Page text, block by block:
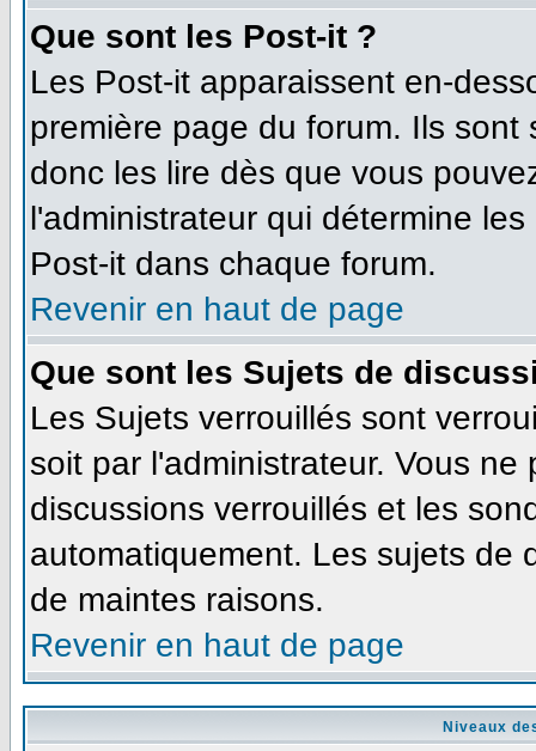
Que sont les Post-it ?
Les Post-it apparaissent en-
première page du forum. Ils
donc les lire dès que vous
l'administrateur qui détermine
Post-it dans chaque forum.
Revenir en haut de page
Que sont les Sujets de
Les Sujets verrouillés sont
soit par l'administrateur. Vous
discussions verrouillés et les
automatiquement. Les sujets de
de maintes raisons.
Revenir en haut de page
Niveaux